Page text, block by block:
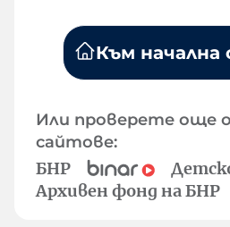
Към начална
Или проверете още
сайтове:
БНР
Архивен фонд на БНР